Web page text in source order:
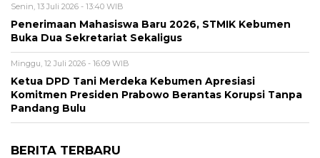
Senin, 13 Juli 2026 - 13:40 WIB
Penerimaan Mahasiswa Baru 2026, STMIK Kebumen
Buka Dua Sekretariat Sekaligus
Minggu, 12 Juli 2026 - 16:09 WIB
Ketua DPD Tani Merdeka Kebumen Apresiasi
Komitmen Presiden Prabowo Berantas Korupsi Tanpa
Pandang Bulu
BERITA TERBARU